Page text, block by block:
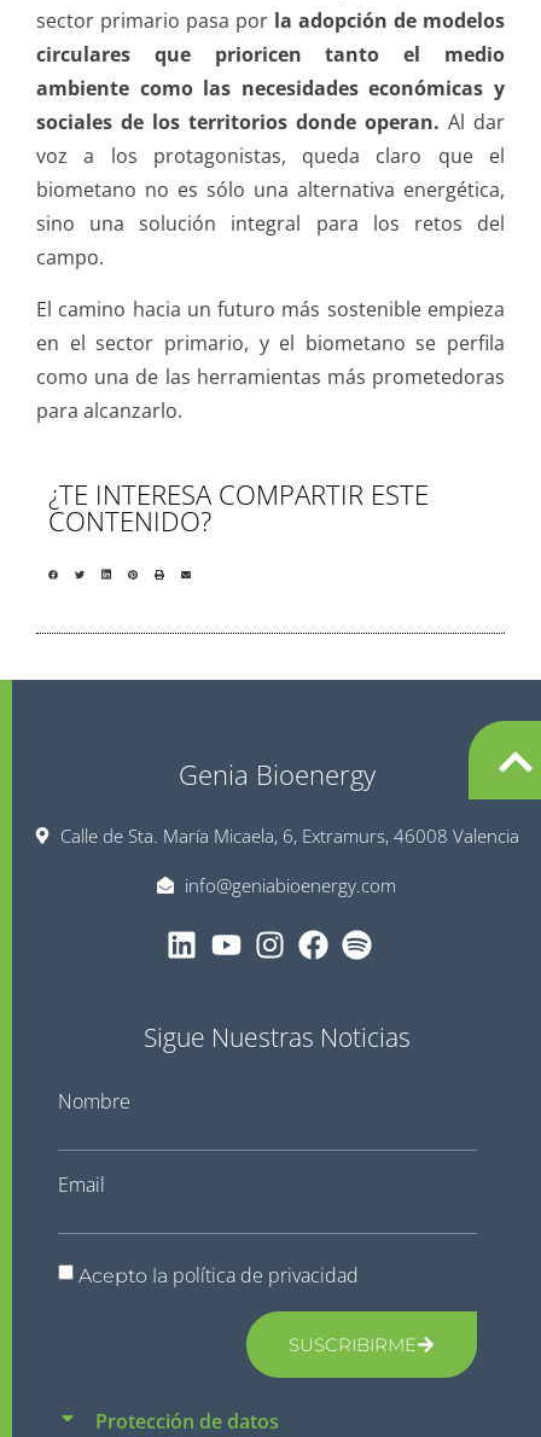
sector primario pasa por la adopción de modelos
circulares que prioricen tanto el medio
ambiente como las necesidades económicas y
sociales de los territorios donde operan. Al dar
voz a los protagonistas, queda claro que el
biometano no es sólo una alternativa energética,
sino una solución integral para los retos del
campo.
El camino hacia un futuro más sostenible empieza
en el sector primario, y el biometano se perfila
como una de las herramientas más prometedoras
para alcanzarlo.
¿TE INTERESA COMPARTIR ESTE
CONTENIDO?
Genia Bioenergy
Calle de Sta. María Micaela, 6, Extramurs, 46008 Valencia
info@geniabioenergy.com
Sigue Nuestras Noticias
Nombre
Email
Acepto la política de privacidad
SUSCRIBIRME
Protección de datos